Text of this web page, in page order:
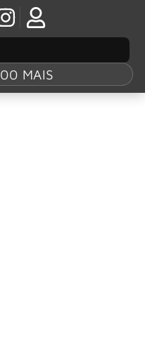
MAIS